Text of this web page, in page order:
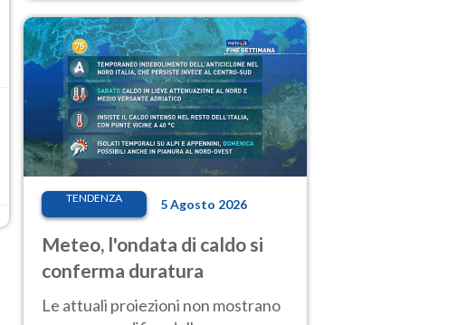
temperature molto elevate
TENDENZA 5 Agosto 2026
Meteo, l'ondata di caldo si
conferma duratura
Le attuali proiezioni non mostrano